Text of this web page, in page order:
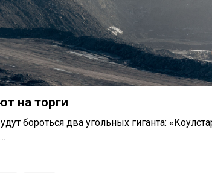
на торги
бороться два угольных гиганта: